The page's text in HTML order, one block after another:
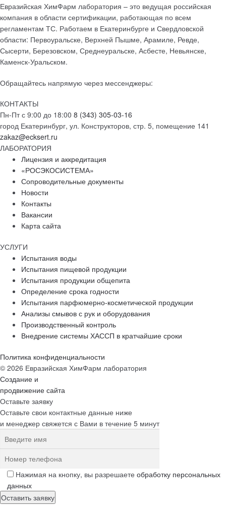
Евразийская ХимФарм лаборатория – это ведущая российская
компания в области сертификации, работающая по всем
регламентам ТС. Работаем в Екатеринбурге и Свердловской
области: Первоуральске, Верхней Пышме, Арамиле, Ревде,
Сысерти, Березовском, Среднеуральске, Асбесте, Невьянске,
Каменск-Уральском.
Обращайтесь напрямую через мессенджеры:
КОНТАКТЫ
Пн-Пт с 9:00 до 18:00 8 (343) 305-03-16
город Екатеринбург, ул. Конструкторов, стр. 5, помещение 141
zakaz@ecksert.ru
ЛАБОРАТОРИЯ
Лицензия и аккредитация
«РОСЭКОСИСТЕМА»
Сопроводительные документы
Новости
Контакты
Вакансии
Карта сайта
УСЛУГИ
Испытания воды
Испытания пищевой продукции
Испытания продукции общепита
Определение срока годности
Испытания парфюмерно-косметической продукции
Анализы смывов с рук и оборудования
Производственный контроль
Внедрение системы ХАССП в кратчайшие сроки
Политика конфиденциальности
© 2026 Евразийская ХимФарм лаборатория
Создание и
продвижение сайта
Оставьте заявку
Оставьте свои контактные данные ниже
и менеджер свяжется с Вами в течение 5 минут
Нажимая на кнопку, вы разрешаете обработку персональных
данных